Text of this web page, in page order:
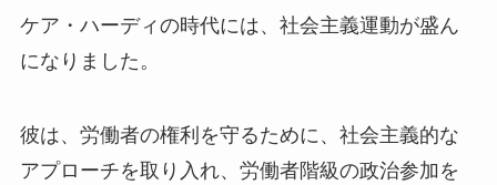
ケア・ハーディの時代には、社会主義運動が盛ん
になりました。
彼は、労働者の権利を守るために、社会主義的な
アプローチを取り入れ、労働者階級の政治参加を